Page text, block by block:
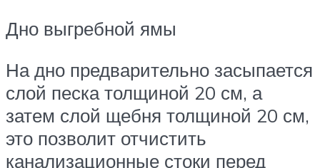
Дно выгребной ямы
На дно предварительно засыпается
слой песка толщиной 20 см, а
затем слой щебня толщиной 20 см,
это позволит отчистить
канализационные стоки перед